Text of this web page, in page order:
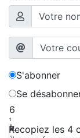
S'abonner
Se
6
1
k
Recopiez les 4